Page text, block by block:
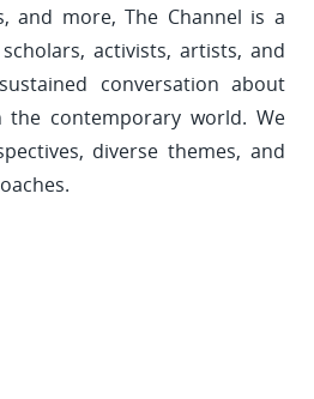
and more, The Channel is a
activists, artists, and
conversation about
contemporary world. We
diverse themes, and